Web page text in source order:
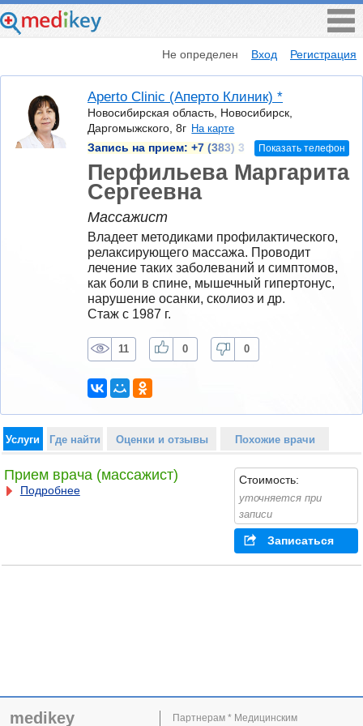
Не определен Вход Регистрация
Aperto Сlinic (Аперто Клиник) *
Новосибирская область, Новосибирск,
Даргомыжского, 8г На карте
Запись на прием: +7 (383) 3 Показать телефон
Перфильева Маргарита
Сергеевна
Массажист
Владеет методиками профилактического,
релаксирующего массажа. Проводит
лечение таких заболеваний и симптомов,
как боли в спине, мышечный гипертонус,
нарушение осанки, сколиоз и др.
Стаж с 1987 г.
11 0 0
Услуги Где найти Оценки и отзывы Похожие врачи
Прием врача (массажист)
Подробнее
Стоимость:
уточняется при
записи
Записаться
medikey
Партнерам * Медицинским